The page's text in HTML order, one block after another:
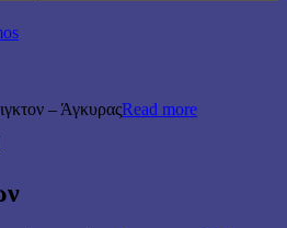
– ΆγκυραςRead more